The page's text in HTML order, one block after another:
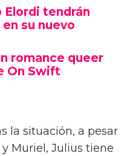
Elordi tendrán
su nuevo
romance queer
On Swift
la situación, a pesar
Muriel, Julius tiene